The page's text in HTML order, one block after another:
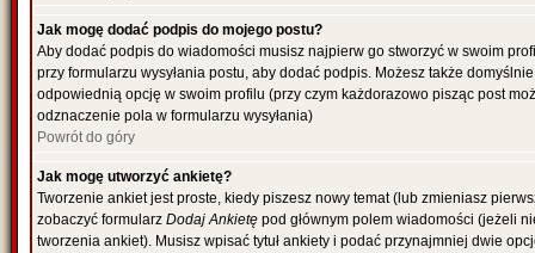
Jak mogę dodać podpis do mojego postu?
Aby dodać podpis do wiadomości musisz najpierw go stworzyć w swoim
przy formularzu wysyłania postu, aby dodać podpis. Możesz także
odpowiednią opcję w swoim profilu (przy czym każdorazowo pisząc post
odznaczenie pola w formularzu wysyłania)
Powrót do góry
Jak mogę utworzyć ankietę?
Tworzenie ankiet jest proste, kiedy piszesz nowy temat (lub zmieniasz
zobaczyć formularz Dodaj Ankietę pod głównym polem wiadomości (jeżeli
tworzenia ankiet). Musisz wpisać tytuł ankiety i podać przynajmniej dwie